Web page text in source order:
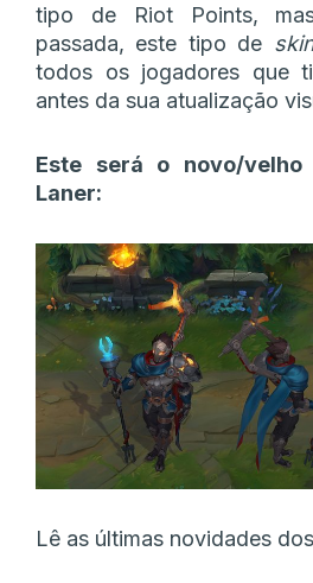
tipo de Riot Points,
passada, este tipo de
todos os jogadores que
antes da sua atualização
Este será o novo/
Laner:
Lê as últimas novidades dos